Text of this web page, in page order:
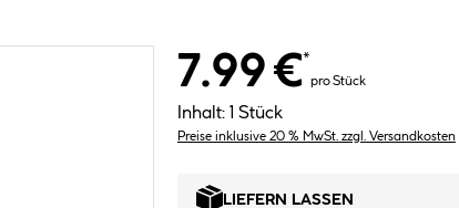
7.99 €*
pro Stück
Inhalt: 1 Stück
Preise inklusive 20 % MwSt. zzgl. Versandkosten
LIEFERN LASSEN